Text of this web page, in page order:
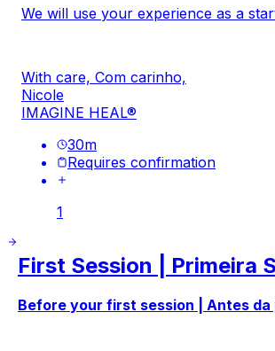
We will use your experience as a
With care, Com carinho,
Nicole
IMAGINE HEAL®
30m
Requires confirmation
1
First Session | Primeira
Before your first session | Antes da